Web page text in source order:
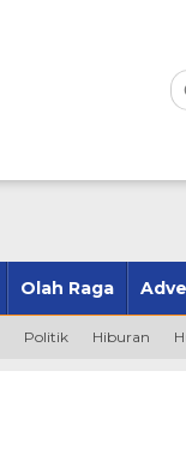
Olah Raga
Politik Hiburan